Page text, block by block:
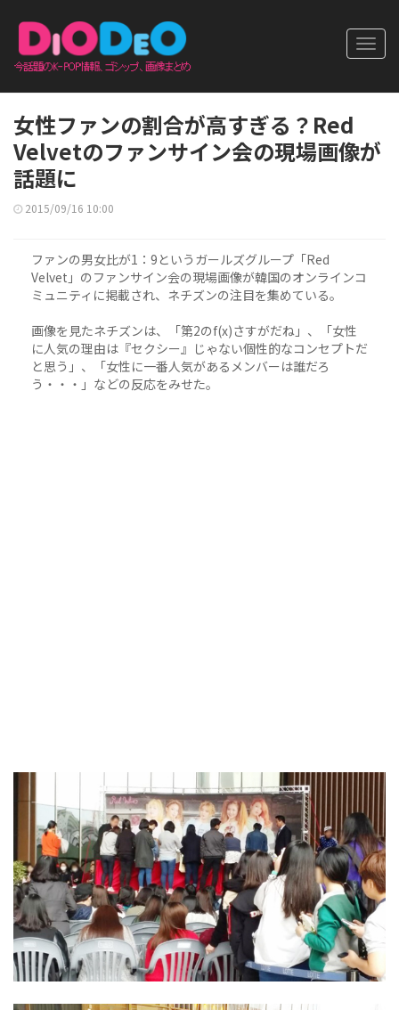
女性ファンの割合が高すぎる？Red
Velvetのファンサイン会の現場画像が
話題に
2015/09/16 10:00
ファンの男女比が1：9というガールズグループ「Red
Velvet」のファンサイン会の現場画像が韓国のオンラインコ
ミュニティに掲載され、ネチズンの注目を集めている。
画像を見たネチズンは、「第2のf(x)さすがだね」、「女性
に人気の理由は『セクシー』じゃない個性的なコンセプトだ
と思う」、「女性に一番人気があるメンバーは誰だろ
う・・・」などの反応をみせた。